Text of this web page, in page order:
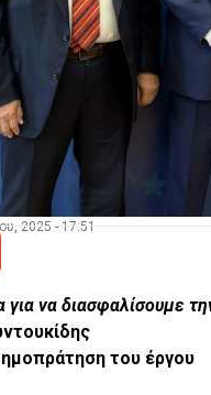
2025 - 17:51
να διασφαλίσουμε
του έργου